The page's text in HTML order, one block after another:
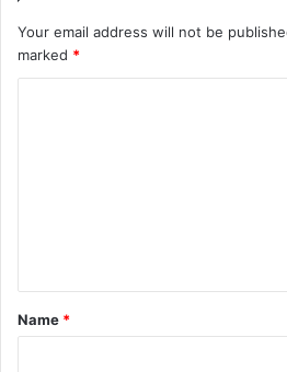
Your email address will not be
marked *
Name *